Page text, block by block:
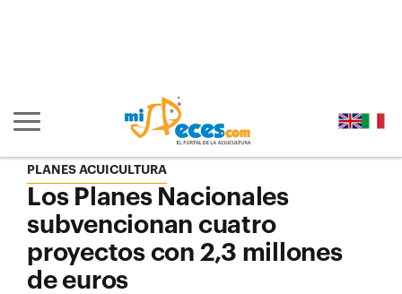
Mostrar/ocultar navegación principal
PLANES ACUICULTURA
Los Planes Nacionales
subvencionan cuatro
proyectos con 2,3 millones
de euros